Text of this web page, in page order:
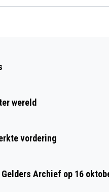
EEN
wereld
vordering
Archief op 16